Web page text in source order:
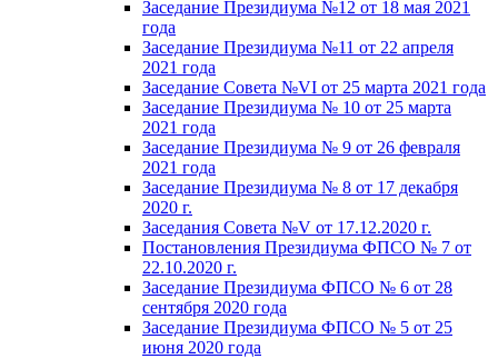
Заседание Президиума №12 от 18 мая 2021
года
Заседание Президиума №11 от 22 апреля
2021 года
Заседание Совета №VI от 25 марта 2021 года
Заседание Президиума № 10 от 25 марта
2021 года
Заседание Президиума № 9 от 26 февраля
2021 года
Заседание Президиума № 8 от 17 декабря
2020 г.
Заседания Совета №V от 17.12.2020 г.
Постановления Президиума ФПСО № 7 от
22.10.2020 г.
Заседание Президиума ФПСО № 6 от 28
сентября 2020 года
Заседание Президиума ФПСО № 5 от 25
июня 2020 года